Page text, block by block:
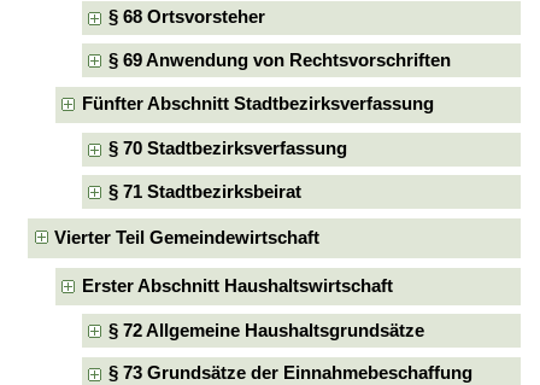
§ 68 Ortsvorsteher
§ 69 Anwendung von Rechtsvorschriften
Fünfter Abschnitt Stadtbezirksverfassung
§ 70 Stadtbezirksverfassung
§ 71 Stadtbezirksbeirat
Vierter Teil Gemeindewirtschaft
Erster Abschnitt Haushaltswirtschaft
§ 72 Allgemeine Haushaltsgrundsätze
§ 73 Grundsätze der Einnahmebeschaffung